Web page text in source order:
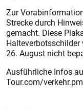
Zur
Strecke durch
gemacht. Diese
26. August nicht
Ausführliche Infos
Tour.com/verkehr.pm